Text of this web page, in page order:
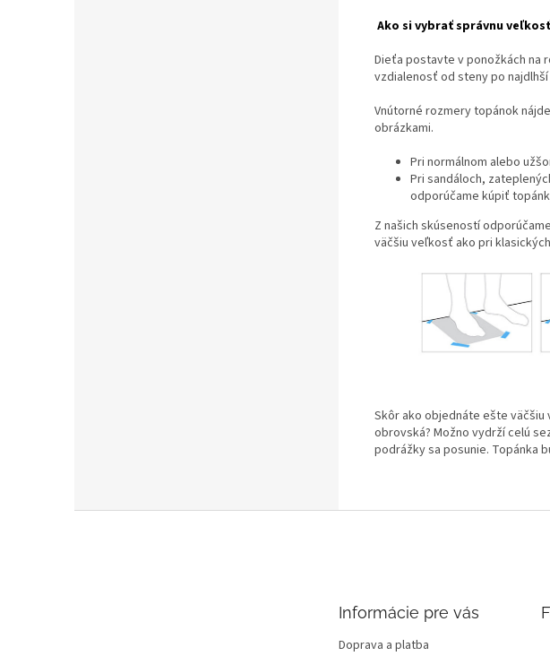
Ako si vybrať správnu
Dieťa postavte v ponožkách na
vzdialenosť od steny po
Vnútorné rozmery topánok
obrázkami.
Pri normálnom alebo
Pri sandáloch,
odporúčame kúpiť
Z našich skúseností
väčšiu veľkosť ako pri
Skôr ako objednáte ešte
obrovská? Možno vydrží celú
podrážky sa posunie. Topánka
Informácie pre vás
Doprava a platba